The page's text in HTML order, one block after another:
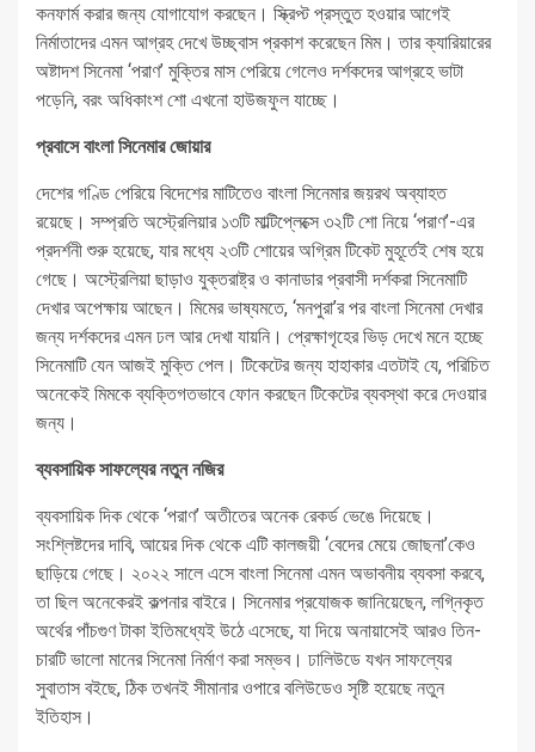
কনফার্ম করার জন্য যোগাযোগ করছেন। স্ক্রিপ্ট প্রস্তুত হওয়ার আগেই
নির্মাতাদের এমন আগ্রহ দেখে উচ্ছ্বাস প্রকাশ করেছেন মিম। তার ক্যারিয়ারের
অষ্টাদশ সিনেমা ‘পরাণ’ মুক্তির মাস পেরিয়ে গেলেও দর্শকদের আগ্রহে ভাটা
পড়েনি, বরং অধিকাংশ শো এখনো হাউজফুল যাচ্ছে।
প্রবাসে বাংলা সিনেমার জোয়ার
দেশের গণ্ডি পেরিয়ে বিদেশের মাটিতেও বাংলা সিনেমার জয়রথ অব্যাহত
রয়েছে। সম্প্রতি অস্ট্রেলিয়ার ১৩টি মাল্টিপ্লেক্সে ৩২টি শো নিয়ে ‘পরাণ’-এর
প্রদর্শনী শুরু হয়েছে, যার মধ্যে ২৩টি শোয়ের অগ্রিম টিকেট মুহূর্তেই শেষ হয়ে
গেছে। অস্ট্রেলিয়া ছাড়াও যুক্তরাষ্ট্র ও কানাডার প্রবাসী দর্শকরা সিনেমাটি
দেখার অপেক্ষায় আছেন। মিমের ভাষ্যমতে, ‘মনপুরা’র পর বাংলা সিনেমা দেখার
জন্য দর্শকদের এমন ঢল আর দেখা যায়নি। প্রেক্ষাগৃহের ভিড় দেখে মনে হচ্ছে
সিনেমাটি যেন আজই মুক্তি পেল। টিকেটের জন্য হাহাকার এতটাই যে, পরিচিত
অনেকেই মিমকে ব্যক্তিগতভাবে ফোন করছেন টিকেটের ব্যবস্থা করে দেওয়ার
জন্য।
ব্যবসায়িক সাফল্যের নতুন নজির
ব্যবসায়িক দিক থেকে ‘পরাণ’ অতীতের অনেক রেকর্ড ভেঙে দিয়েছে।
সংশ্লিষ্টদের দাবি, আয়ের দিক থেকে এটি কালজয়ী ‘বেদের মেয়ে জোছনা’কেও
ছাড়িয়ে গেছে। ২০২২ সালে এসে বাংলা সিনেমা এমন অভাবনীয় ব্যবসা করবে,
তা ছিল অনেকেরই কল্পনার বাইরে। সিনেমার প্রযোজক জানিয়েছেন, লগ্নিকৃত
অর্থের পাঁচগুণ টাকা ইতিমধ্যেই উঠে এসেছে, যা দিয়ে অনায়াসেই আরও তিন-
চারটি ভালো মানের সিনেমা নির্মাণ করা সম্ভব। ঢালিউডে যখন সাফল্যের
সুবাতাস বইছে, ঠিক তখনই সীমানার ওপারে বলিউডেও সৃষ্টি হয়েছে নতুন
ইতিহাস।